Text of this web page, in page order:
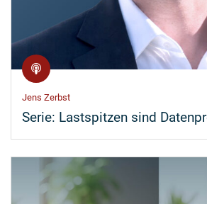
Jens Zerbst
Serie: Lastspitzen sind